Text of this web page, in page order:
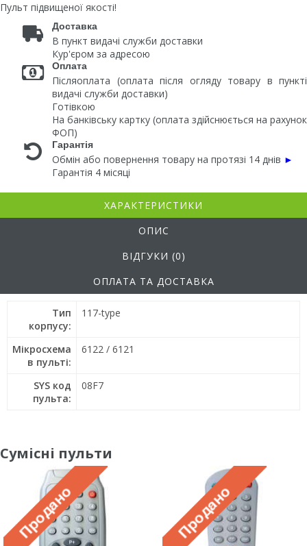
Пульт підвищеної якості!
Доставка
В пункт видачі служби доставки
Кур'єром за адресою
Оплата
Післяоплата (оплата після огляду товару в пункті
видачі служби доставки)
Готівкою
На банківську картку (оплата здійснюється на рахунок
ФОП)
Гарантія
Обмін або повернення товару на протязі 14 днів ►
Гарантія 4 місяці
ХАРАКТЕРИСТИКИ
ОПИС
ВІДГУКИ (0)
ОПЛАТА ТА ДОСТАВКА
Тип
корпусу:
117-type
Мікросхема
в пульті:
6122 / 6121
SYS код
пульта:
08F7
Сумісні пульти